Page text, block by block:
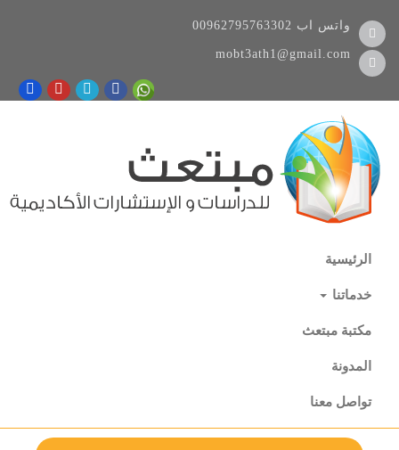
00962795763302 واتس اب
mobt3ath1@gmail.com
الرئيسية
خدماتنا
مكتبة مبتعث
المدونة
تواصل معنا